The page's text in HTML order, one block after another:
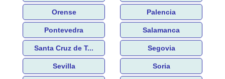
Orense Palencia
Pontevedra Salamanca
Santa Cruz de T... Segovia
Sevilla Soria